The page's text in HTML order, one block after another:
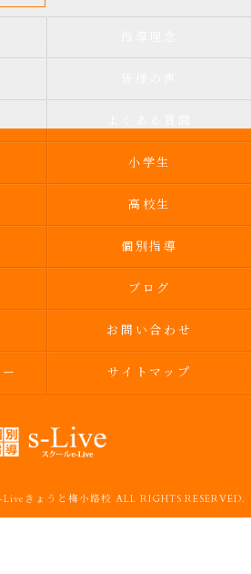
小学生
高校生
個別指導
ブログ
お問い合わせ
サイトマップ
きょうと梅小路校 ALL RIGHTS RESERVED.